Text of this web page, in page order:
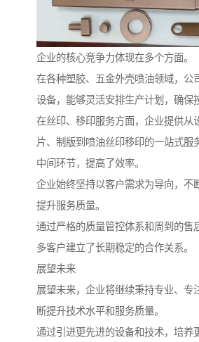
企业的核心竞争力体现在多个方面。
在各种塑胶、五金外壳喷油领域，公
设备，能够灵活安排生产计划，确保
在丝印、移印服务方面，企业提供从
片、制版到喷油丝印移印的一站式服
中间环节，提高了效率。
企业始终坚持以客户需求为导向，不
提升服务质量。
通过严格的质量管控体系和周到的售
多客户建立了长期稳定的合作关系。
展望未来
展望未来，企业将继续秉持专业、专
断提升技术水平和服务质量。
通过引进更先进的设备和技术，培养